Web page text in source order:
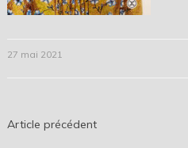
27 mai 2021
Navigation
Article précédent